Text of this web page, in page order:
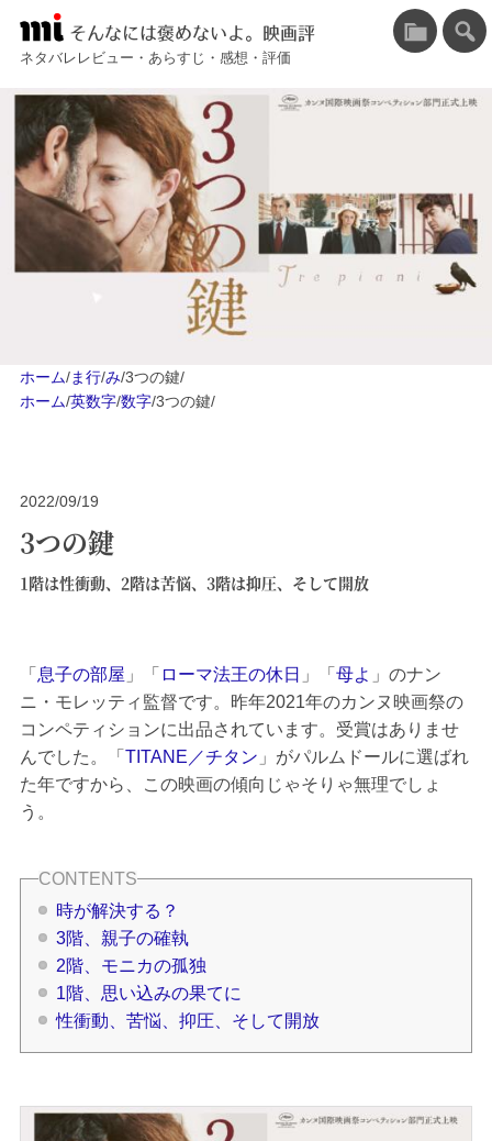
そんなには褒めないよ。映画評
ネタバレレビュー・あらすじ・感想・評価
ホーム/ま行/み/3つの鍵/
ホーム/英数字/数字/3つの鍵/
2022/09/19
3つの鍵
1階は性衝動、2階は苦悩、3階は抑圧、そして開放
「 息子の部屋 」「 ローマ法王の休日 」「 母よ 」のナン
ニ・モレッティ監督です。昨年2021年のカンヌ映画祭の
コンペティションに出品されています。受賞はありませ
んでした。「 TITANE／チタン 」がパルムドールに選ばれ
た年ですから、この映画の傾向じゃそりゃ無理でしょ
う。
時が解決する？
3階、親子の確執
2階、モニカの孤独
1階、思い込みの果てに
性衝動、苦悩、抑圧、そして開放